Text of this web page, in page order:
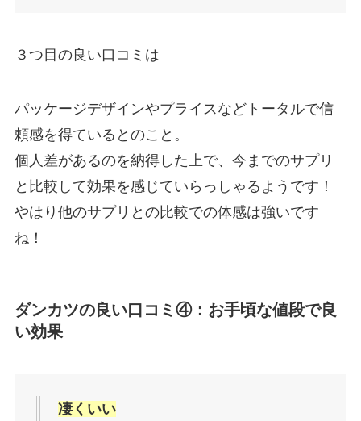
３つ目の良い口コミは
パッケージデザインやプライスなどトータルで信
頼感を得ているとのこと。
個人差があるのを納得した上で、今までのサプリ
と比較して効果を感じていらっしゃるようです！
やはり他のサプリとの比較での体感は強いです
ね！
ダンカツの良い口コミ④：お手頃な値段で良
い効果
凄くいい